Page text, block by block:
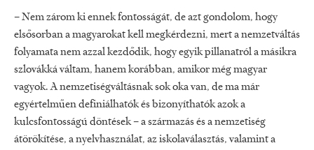
– Nem zárom ki ennek fontosságát, de azt gondolom, hogy
elsősorban a magyarokat kell megkérdezni, mert a nemzetváltás
folyamata nem azzal kezdődik, hogy egyik pillanatról a másikra
szlovákká váltam, hanem korábban, amikor még magyar
vagyok. A nemzetiségváltásnak sok oka van, de ma már
egyértelműen definiálhatók és bizonyíthatók azok a
kulcsfontosságú döntések – a származás és a nemzetiség
átörökítése, a nyelvhasználat, az iskolaválasztás, valamint a